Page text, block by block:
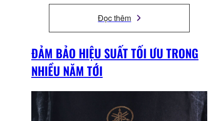
Đọc thêm
ĐẢM BẢO HIỆU SUẤT TỐI ƯU TRONG
NHIỀU NĂM TỚI